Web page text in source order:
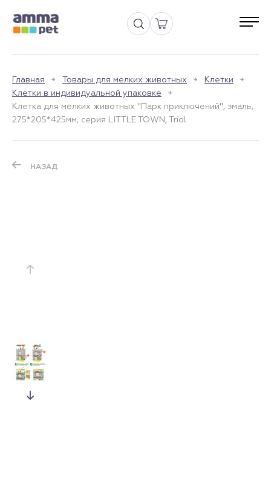
Главная Товары для мелких животных
Клетки
Клетки в индивидуальной упаковке
Клетка для мелких животных "Парк приключений", эмаль,
275*205*425мм, серия LITTLE TOWN, Triol
НАЗАД